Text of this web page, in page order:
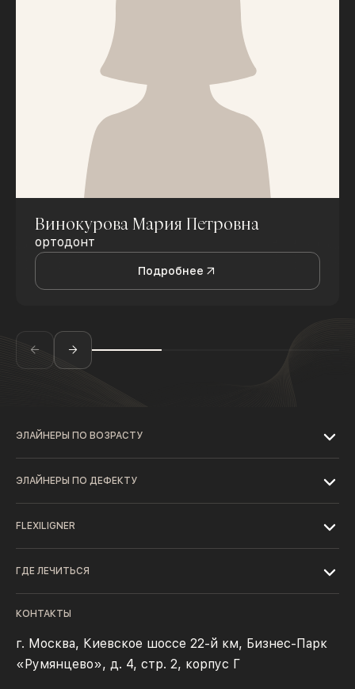
Винокурова Мария Петровна
ортодонт
Подробнее
ЭЛАЙНЕРЫ ПО ВОЗРАСТУ
ЭЛАЙНЕРЫ ПО ДЕФЕКТУ
FLEXILIGNER
ГДЕ ЛЕЧИТЬСЯ
КОНТАКТЫ
г. Москва, Киевское шоссе 22-й км, Бизнес-Парк
«Румянцево», д. 4, стр. 2, корпус Г